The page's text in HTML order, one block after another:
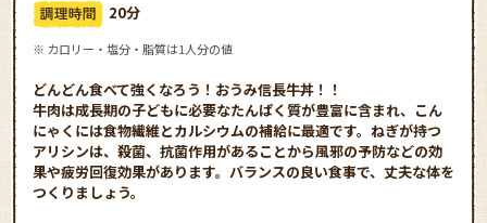
20分
※ カロリー・塩分・脂質は1人分の値
どんどん食べて強くなろう！おうみ信長牛丼！！
牛肉は成長期の子どもに必要なたんぱく質が豊富に含まれ、こん
にゃくには食物繊維とカルシウムの補給に最適です。ねぎが持つ
アリシンは、殺菌、抗菌作用があることから風邪の予防などの効
果や疲労回復効果があります。バランスの良い食事で、丈夫な体を
つくりましょう。